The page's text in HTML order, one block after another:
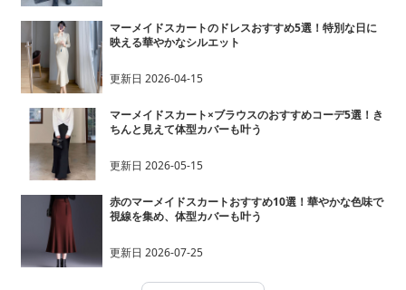
マーメイドスカートのドレスおすすめ5選！特別な日に
映える華やかなシルエット
更新日 2026-04-15
マーメイドスカート×ブラウスのおすすめコーデ5選！き
ちんと見えて体型カバーも叶う
更新日 2026-05-15
赤のマーメイドスカートおすすめ10選！華やかな色味で
視線を集め、体型カバーも叶う
更新日 2026-07-25